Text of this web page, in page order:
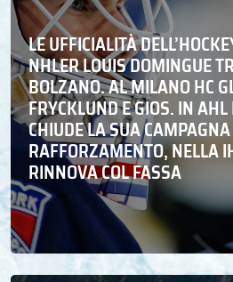
LE UFFICIALITÀ
NHLER LOUIS DOMINGUE
BOLZANO. AL MILANO HC
FRYCKLUND E GIOS. IN
CHIUDE LA SUA
RAFFORZAMENTO, NELLA
RINNOVA COL FASSA